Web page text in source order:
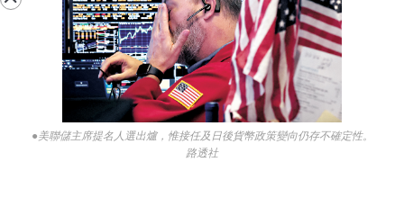
●美聯儲主席提名人選出爐，惟接任及日後貨幣政策變向仍存不確定性。
路透社